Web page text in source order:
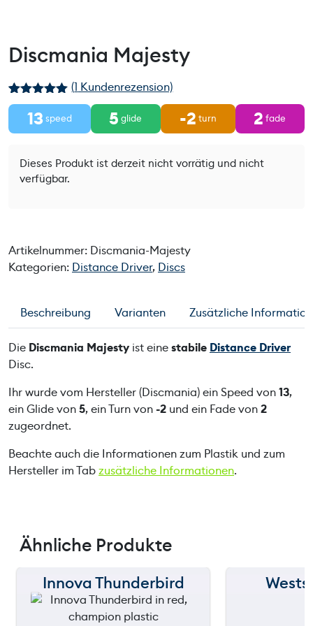
Discmania Majesty
Bewertet mit
5.00von 5,
basierend
auf
1
rtung
(1 Kundenrezension)
13 speed 5 glide -2 turn 2 fade
Dieses Produkt ist derzeit nicht vorrätig und nicht
verfügbar.
Artikelnummer: Discmania-Majesty
Kategorien: Distance Driver, Discs
Beschreibung Varianten Zusätzliche
Die Discmania Majesty ist einestabile Distance Driver
Disc.
Ihr wurde vom Hersteller (Discmania) ein Speed von13,
ein Glide von5, ein Turn von-2 und ein Fade von2
zugeordnet.
Beachte auch die Informationen zum Plastik und zum
Hersteller im Tabzusätzliche Informationen.
Ähnliche Produkte
150 m
Innova Thunderbird 150 m